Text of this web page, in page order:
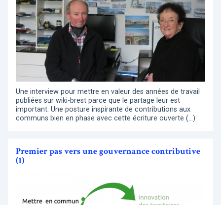
Une interview pour mettre en valeur des années de travail
publiées sur wiki-brest parce que le partage leur est
important. Une posture inspirante de contributions aux
communs bien en phase avec cette écriture ouverte (…)
Premier pas vers une gouvernance contributive
(1)